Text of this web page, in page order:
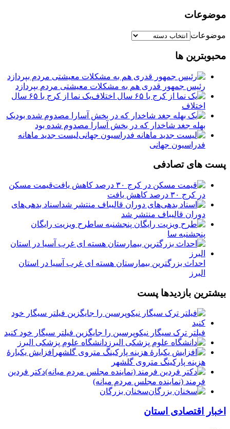
موضوعات
موضوعات
محبوبترین ها
رئیس جمهور قدری هم به مشکلات معیشتی مردم بپردازد
یک نما از کرج با ۶۵ سال
اختلاف
یک
بهله جغد شاخدار که در بخش آسارا مصدوم شده بود
لیست جدید ماهانه
فدراسیون جهانی
پست های تصادفی
️قیمت مسکن
در کرج ۳۰ درصد کاهش یافت
اسناد بدهی‌های
دوران قالیباف منتشر شد
طرح ویزیت رایگان
پنجشنبه سا
احداث بزرگترین بیمارستان هسته ‌ای غرب آسیا در استان
البرز
بیشترین بازدیدها پست
فیلتر ترک سیگار نیکوپرسین را جایگزین فیلتر سیگار خود کنید
دانشگاه علوم پزشکی البرز
افزایش یکبارۀ
هزینه پارکینگ متروی گلشهر
دكتر فردين
فرمند (نماينده مجلس مردم میانه)
سخنان بزرگان
اخبار اقتصادی استان